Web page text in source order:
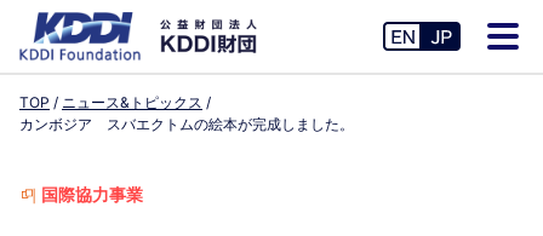
TOP
ニュース&トピックス
カンボジア スバエクトムの絵本が完成しました。
国際協力事業